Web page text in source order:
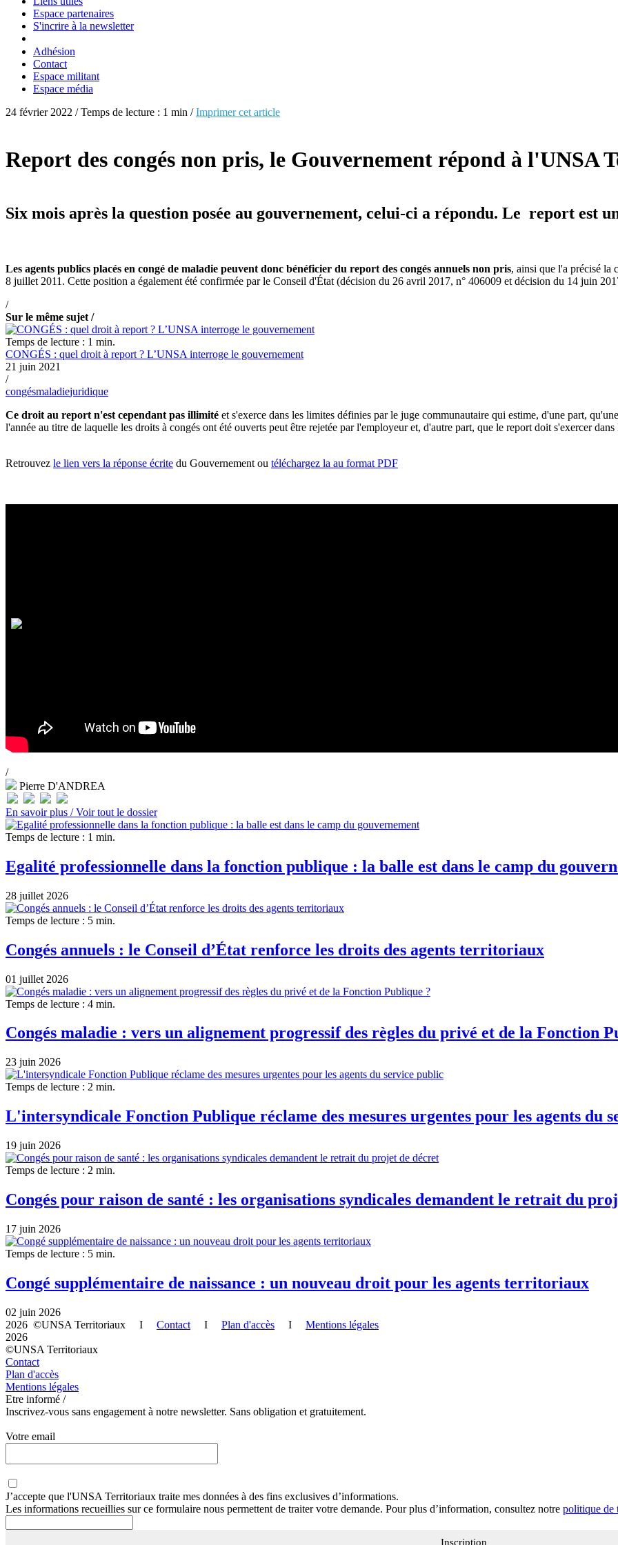
Espace partenaires
S'incrire à la newsletter
Adhésion
Contact
Espace militant
Espace média
24 février 2022 / Temps de lecture : 1 min /Imprimer cet article
Report des congés non pris, le Gouvernement répond à l'UNSA
Six mois après la question posée au gouvernement, celui-ci a répondu. Le report est
Les agents publics placés en congé de maladie peuvent donc bénéficier du report des congés annuels non pris, ainsi que l'a précisé
8 juillet 2011. Cette position a également été confirmée par le Conseil d'État (décision du 26 avril 2017, n° 406009 et décision du 14 juin
/
Sur le même sujet /
Temps de lecture : 1 min.
CONGÉS : quel droit à report ? L’UNSA interroge le gouvernement
21 juin 2021
/
congésmaladiejuridique
Ce droit au report n'est cependant pas illimité et s'exerce dans les limites définies par le juge communautaire qui estime, d'une part,
l'année au titre de laquelle les droits à congés ont été ouverts peut être rejetée par l'employeur et, d'autre part, que le report doit s'exercer
Retrouvez le lien vers la réponse écrite du Gouvernement ou téléchargez la au format PDF
/
Pierre D'ANDREA
En savoir plus /Voir tout le dossier
Temps de lecture : 1 min.
Egalité professionnelle dans la fonction publique : la balle est dans le camp du
28 juillet 2026
Temps de lecture : 5 min.
Congés annuels : le Conseil d’État renforce les droits des agents territoriaux
01 juillet 2026
Temps de lecture : 4 min.
Congés maladie : vers un alignement progressif des règles du privé et de la Fonction
23 juin 2026
Temps de lecture : 2 min.
L'intersyndicale Fonction Publique réclame des mesures urgentes pour les agents du
19 juin 2026
Temps de lecture : 2 min.
Congés pour raison de santé : les organisations syndicales demandent le retrait du
17 juin 2026
Temps de lecture : 5 min.
Congé supplémentaire de naissance : un nouveau droit pour les agents territoriaux
02 juin 2026
2026 ©UNSA Territoriaux I Contact I Plan d'accès I Mentions légales
2026
©UNSA Territoriaux
Contact
Plan d'accès
Mentions légales
Etre informé /
Inscrivez-vous sans engagement à notre newsletter. Sans obligation et gratuitement.
Votre email
J’accepte que l'UNSA Territoriaux traite mes données à des fins exclusives d’informations.
Les informations recueillies sur ce formulaire nous permettent de traiter votre demande. Pour plus d’information, consultez notre politique de
Inscription